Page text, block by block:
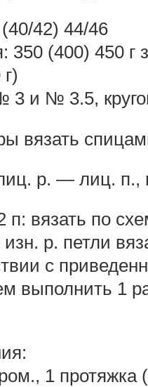
42) 44/46
350 (400) 450
3 и № 3.5,
вязать
р. — лиц. п.,
вязать по
р. петли
с
выполнить 1
1 протяжка